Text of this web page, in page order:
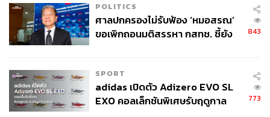
POLITICS
ศาลปกครองไม่รับฟ้อง ‘หมอสรณ’
ขอเพิกถอนมติสรรหา กสทช. ชี้ยัง
843
SPORT
adidas เปิดตัว Adizero EVO SL
EXO คอลเล็กชันพิเศษรับฤดูกาล
773